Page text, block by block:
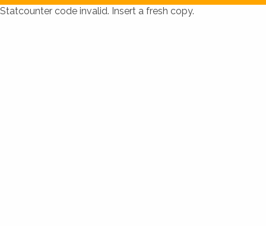
Statcounter code invalid. Insert a fresh copy.